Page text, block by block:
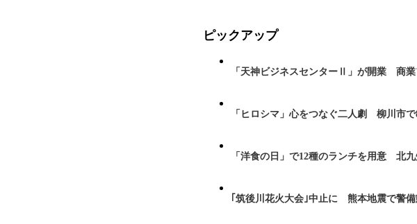
ピックアップ
「天神ビジネスセンターⅡ」が開業 商業
「ヒロシマ」心をつなぐ二人劇 柳川市
「洋食の日」で12種のランチを用意 北
｢筑後川花火大会｣中止に 熊本地震で警